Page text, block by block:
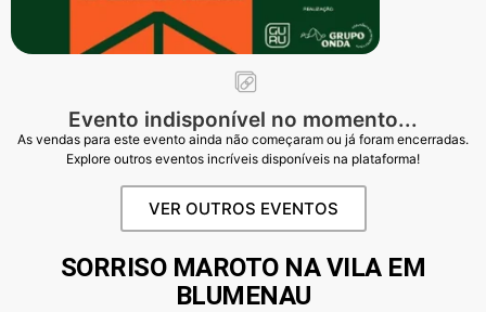
Evento indisponível no momento...
As vendas para este evento ainda não começaram ou já foram encerradas.
Explore outros eventos incríveis disponíveis na plataforma!
VER OUTROS EVENTOS
SORRISO MAROTO NA VILA EM
BLUMENAU